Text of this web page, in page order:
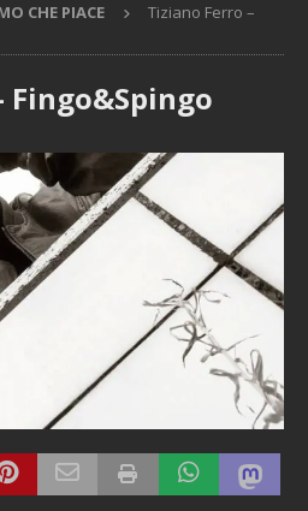
CHE PIACE
Tiziano Ferro –
Fingo&Spingo